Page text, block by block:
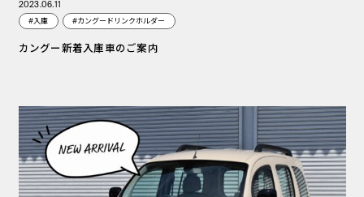
2023.06.11
#入庫 #カングードリンクホルダー
カングー新着入庫車のご案内